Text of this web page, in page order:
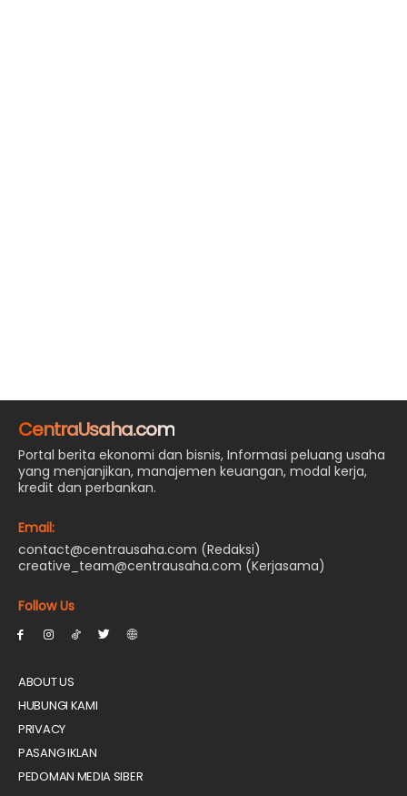
CentraUsaha.com
Portal berita ekonomi dan bisnis, Informasi peluang usaha
yang menjanjikan, manajemen keuangan, modal kerja,
kredit dan perbankan.
Email:
contact@centrausaha.com (Redaksi)
creative_team@centrausaha.com (Kerjasama)
Follow Us
ABOUT US
HUBUNGI KAMI
PRIVACY
PASANG IKLAN
PEDOMAN MEDIA SIBER